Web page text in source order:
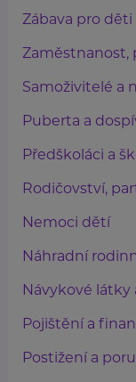
Zábava pro děti
Zaměstnanost,
Samoživitelé a
Puberta a
Předškoláci a
Rodičovství,
Nemoci dětí
Náhradní
Návykové látky
Pojištění a
Postižení a